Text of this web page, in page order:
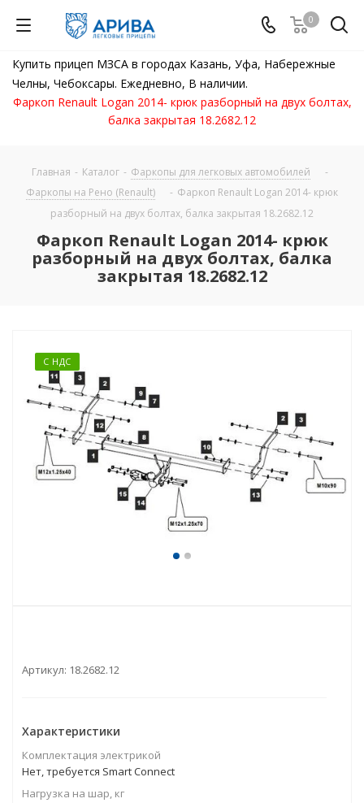
0
Купить прицеп МЗСА в городах Казань, Уфа, Набережные
Челны, Чебоксары. Ежедневно, В наличии.
Фаркоп Renault Logan 2014- крюк разборный на двух болтах,
балка закрытая 18.2682.12
Главная - Каталог - Фаркопы для легковых автомобилей
-
Фаркопы на Рено (Renault)
- Фаркоп Renault Logan 2014- крюк
разборный на двух болтах, балка закрытая 18.2682.12
Фаркоп Renault Logan 2014- крюк
разборный на двух болтах, балка
закрытая 18.2682.12
С НДС
Артикул: 18.2682.12
Характеристики
Комплектация электрикой
Нет, требуется Smart Connect
Нагрузка на шар, кг